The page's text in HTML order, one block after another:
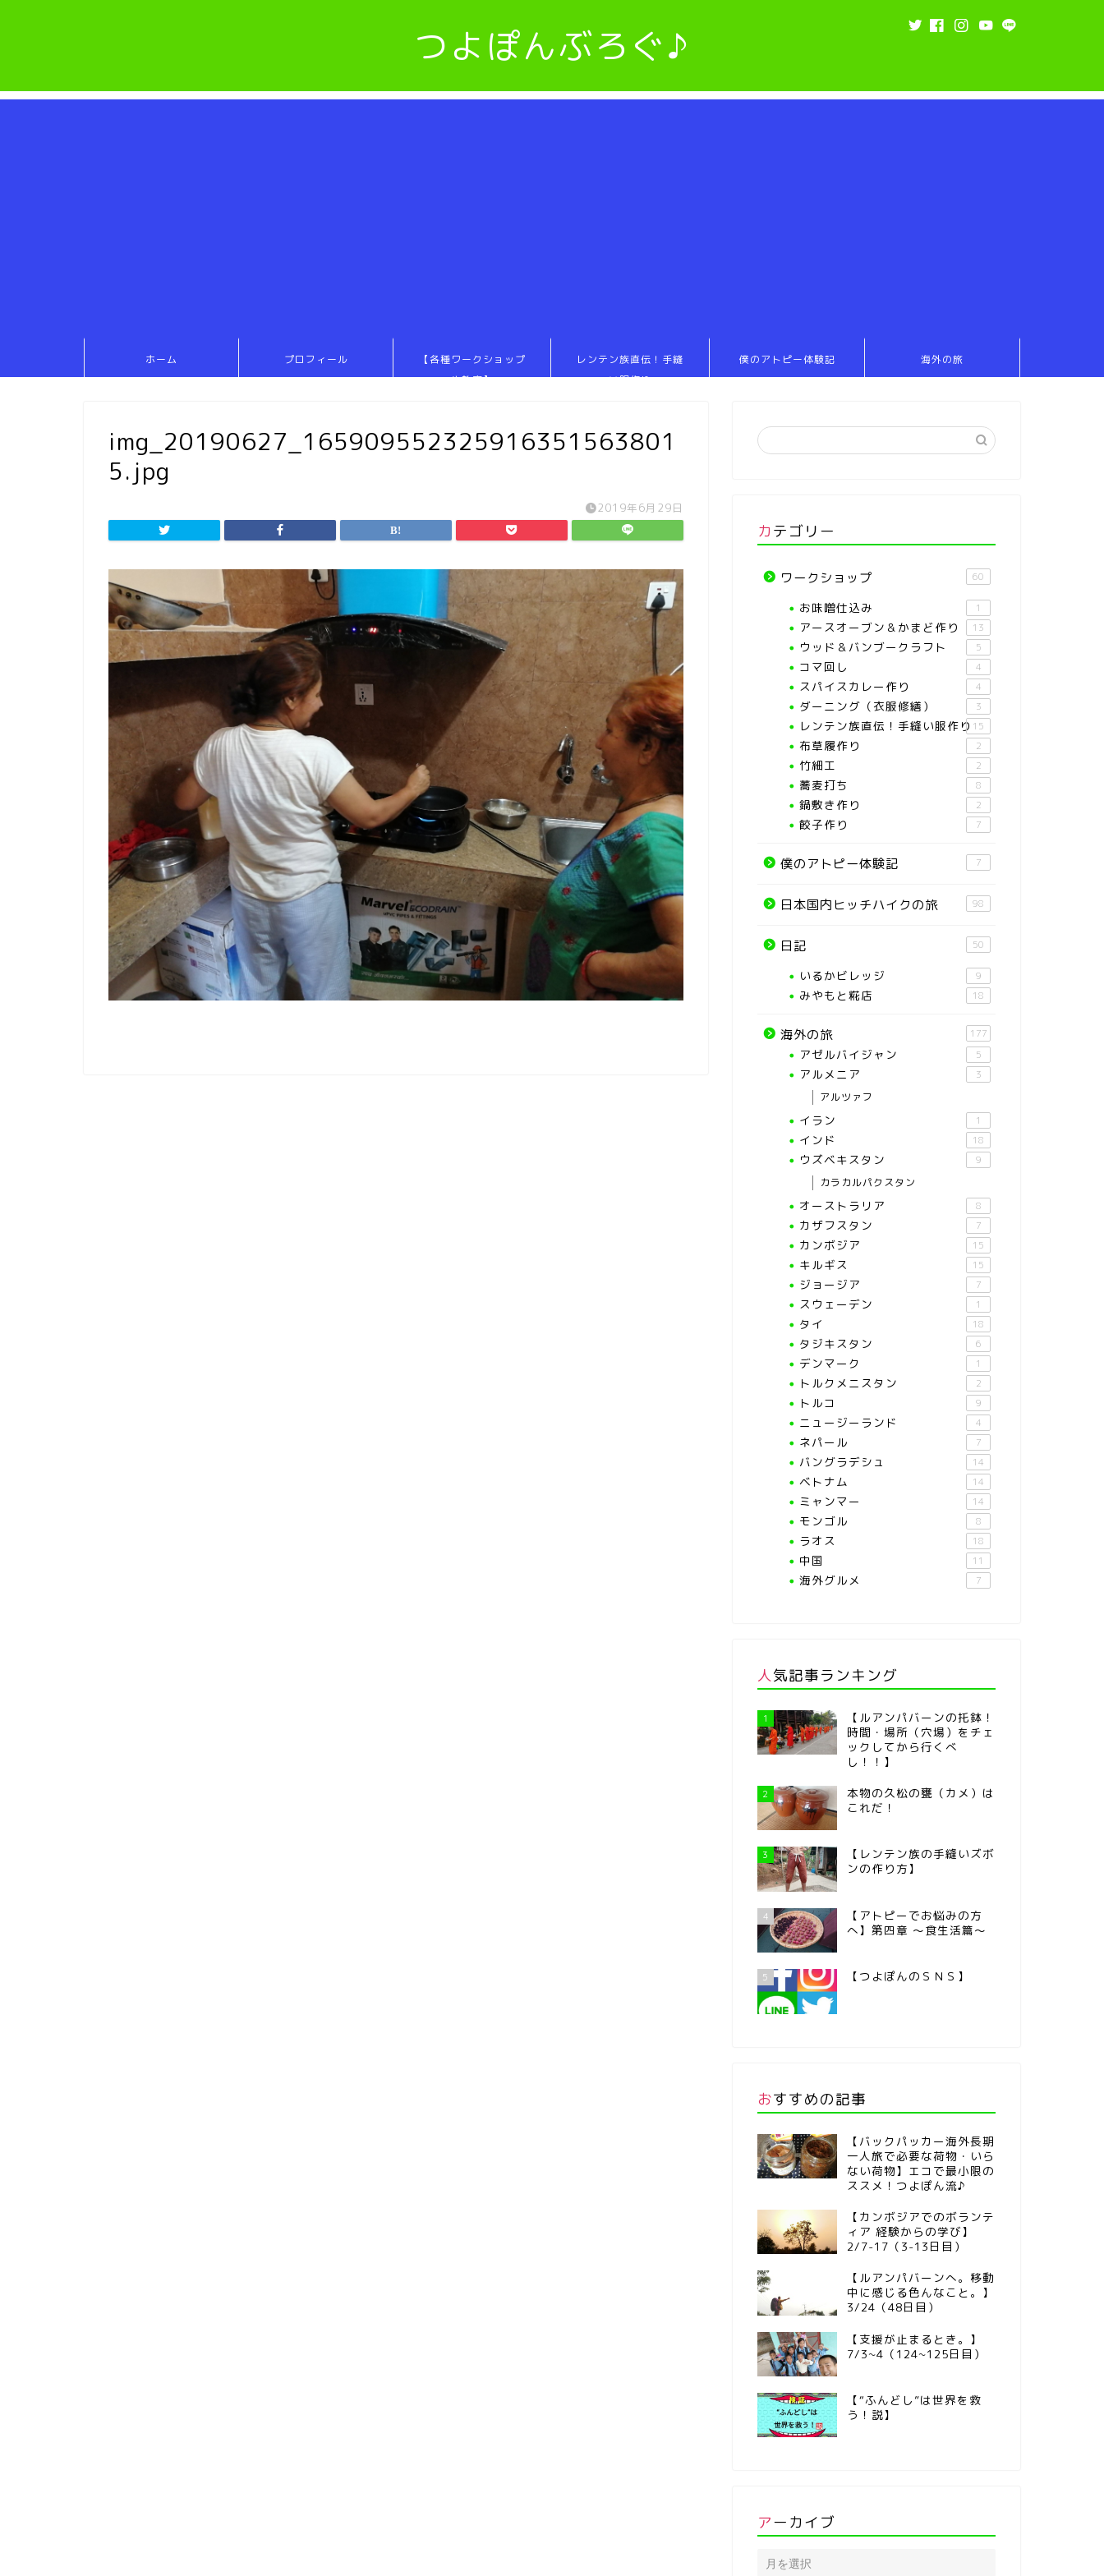
つよぽんぶろぐ♪
ホーム プロフィール
【各種ワークショップ
や教室】
レンテン族直伝！手縫
い服作り
僕のアトピー体験記 海外の旅
img_20190627_165909552325916351563801
5.jpg
2019年6月29日
カテゴリー
ワークショップ 60
お味噌仕込み 1
アースオーブン＆かまど作り 13
ウッド＆バンブークラフト 5
コマ回し 4
スパイスカレー作り 4
ダーニング（衣服修繕） 3
レンテン族直伝！手縫い服作り 15
布草履作り 2
竹細工 2
蕎麦打ち 8
鍋敷き作り 2
餃子作り 7
僕のアトピー体験記 7
日本国内ヒッチハイクの旅 98
日記 50
いるかビレッジ 9
みやもと糀店 18
海外の旅 177
アゼルバイジャン 5
アルメニア 3
アルツァフ
イラン 1
インド 18
ウズベキスタン 9
カラカルパクスタン
オーストラリア 8
カザフスタン 7
カンボジア 15
キルギス 15
ジョージア 7
スウェーデン 1
タイ 18
タジキスタン 6
デンマーク 1
トルクメニスタン 2
トルコ 9
ニュージーランド 4
ネパール 7
バングラデシュ 14
ベトナム 14
ミャンマー 14
モンゴル 8
ラオス 18
中国 11
海外グルメ 7
人気記事ランキング
1
【ルアンパバーンの托鉢！
時間・場所（穴場）をチェ
ックしてから行くべ
し！！】
2
本物の久松の甕（カメ）は
これだ！
3
【レンテン族の手縫いズボ
ンの作り方】
4
【アトピーでお悩みの方
へ】第四章 ～食生活篇～
5 【つよぽんのＳＮＳ】
おすすめの記事
【バックパッカー海外長期
一人旅で必要な荷物・いら
ない荷物】エコで最小限の
ススメ！つよぽん流♪
【カンボジアでのボランテ
ィア 経験からの学び】
2/7-17（3-13日目）
【ルアンパバーンへ。移動
中に感じる色んなこと。】
3/24（48日目）
【支援が止まるとき。】
7/3~4（124~125日目）
【“ふんどし”は世界を救
う！説】
アーカイブ